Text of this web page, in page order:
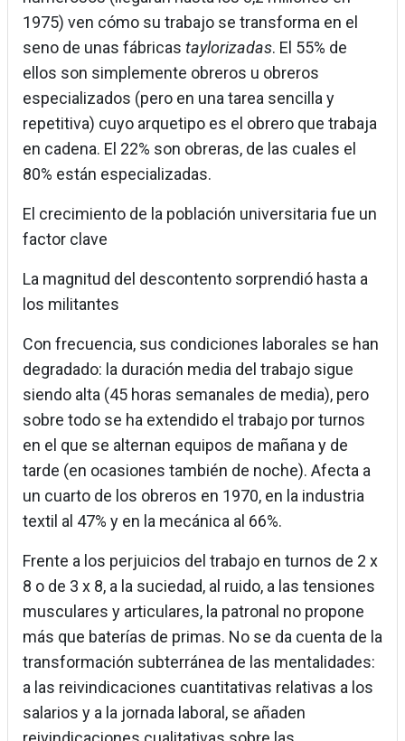
1975) ven cómo su trabajo se transforma en el
seno de unas fábricas taylorizadas. El 55% de
ellos son simplemente obreros u obreros
especializados (pero en una tarea sencilla y
repetitiva) cuyo arquetipo es el obrero que trabaja
en cadena. El 22% son obreras, de las cuales el
80% están especializadas.
El crecimiento de la población universitaria fue un
factor clave
La magnitud del descontento sorprendió hasta a
los militantes
Con frecuencia, sus condiciones laborales se han
degradado: la duración media del trabajo sigue
siendo alta (45 horas semanales de media), pero
sobre todo se ha extendido el trabajo por turnos
en el que se alternan equipos de mañana y de
tarde (en ocasiones también de noche). Afecta a
un cuarto de los obreros en 1970, en la industria
textil al 47% y en la mecánica al 66%.
Frente a los perjuicios del trabajo en turnos de 2 x
8 o de 3 x 8, a la suciedad, al ruido, a las tensiones
musculares y articulares, la patronal no propone
más que baterías de primas. No se da cuenta de la
transformación subterránea de las mentalidades:
a las reivindicaciones cuantitativas relativas a los
salarios y a la jornada laboral, se añaden